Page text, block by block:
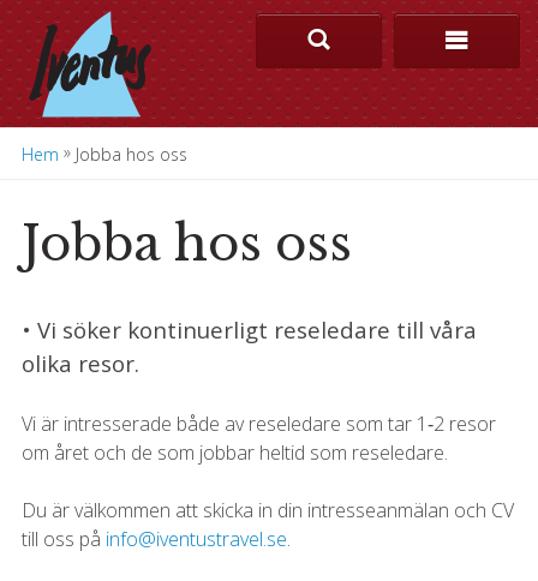
Hem » Jobba hos oss
Jobba hos oss
• Vi söker kontinuerligt reseledare till våra
olika resor.
Vi är intresserade både av reseledare som tar 1‐2 resor
om året och de som jobbar heltid som reseledare.
Du är välkommen att skicka in din intresseanmälan och CV
till oss på info@iventustravel.se.